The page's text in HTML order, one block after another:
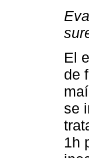
El
de
se
1h